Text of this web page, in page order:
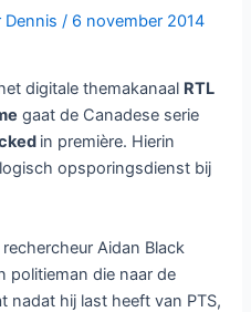
Dennis/ 6 november 2014
digitale themakanaal RTL
gaat de Canadese serie
in première. Hierin
opsporingsdienst bij
Aidan Black
politieman die naar de
nadat hij last heeft van PTS,